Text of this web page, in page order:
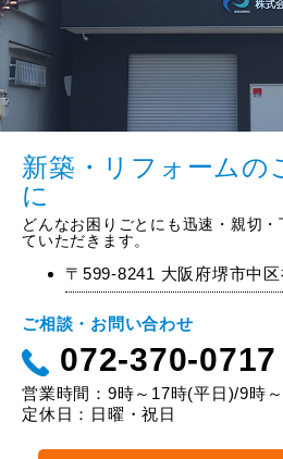
新築・リフォームの
に
どんなお困りごとにも迅速・親切
ていただきます。
〒599-8241 大阪府堺市中
ご相談・お問い合わせ
072-370-0717
営業時間：9時～17時(平日)/9時
定休日：日曜・祝日